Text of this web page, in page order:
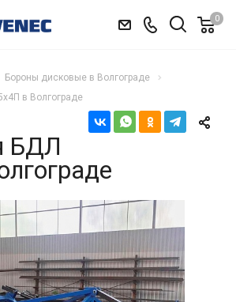
0
Бороны дисковые в Волгограде
в Волгограде
БДЛ